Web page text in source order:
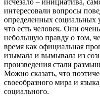
интересовали вопросы
определенных социальных
что есть человек. Они
небольшую правду о том,
время как официальная
изымала и вымывала из
произведения стали
Можно сказать, что
своеобразного мира и
социального.